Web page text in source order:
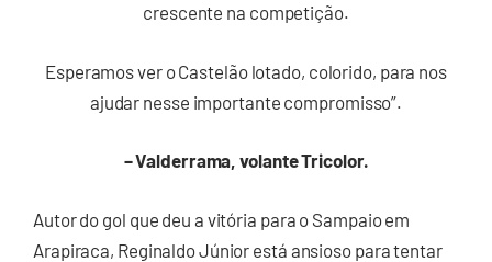
crescente na competição.
Esperamos ver o Castelão lotado, colorido, para nos
ajudar nesse importante compromisso”.
– Valderrama, volante Tricolor.
Autor do gol que deu a vitória para o Sampaio em
Arapiraca, Reginaldo Júnior está ansioso para tentar